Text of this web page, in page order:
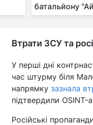
батальйону
Втрати ЗСУ та
У перші дні
час штурму біля
напрямку зазнала
підтвердили OSINT-
Російські